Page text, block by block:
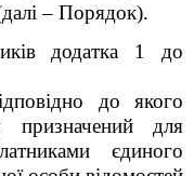
– Порядок).
додатка 1 до
до якого
для
єдиного